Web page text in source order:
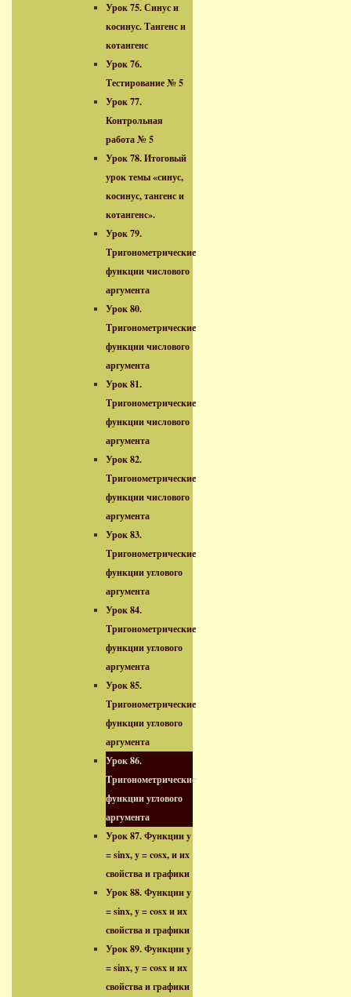
Урок 75. Синус и
косинус. Тангенс и
котангенс
Урок 76.
Тестирование № 5
Урок 77.
Контрольная
работа № 5
Урок 78. Итоговый
урок темы «синус,
косинус, тангенс и
котангенс».
Урок 79.
Тригонометрические
функции числового
аргумента
Урок 80.
Тригонометрические
функции числового
аргумента
Урок 81.
Тригонометрические
функции числового
аргумента
Урок 82.
Тригонометрические
функции числового
аргумента
Урок 83.
Тригонометрические
функции углового
аргумента
Урок 84.
Тригонометрические
функции углового
аргумента
Урок 85.
Тригонометрические
функции углового
аргумента
Урок 86.
Тригонометрические
функции углового
аргумента
Урок 87. Функции y
= sinx, y = cosx, и их
свойства и графики
Урок 88. Функции y
= sinx, y = cosx и их
свойства и графики
Урок 89. Функции y
= sinx, y = cosx и их
свойства и графики